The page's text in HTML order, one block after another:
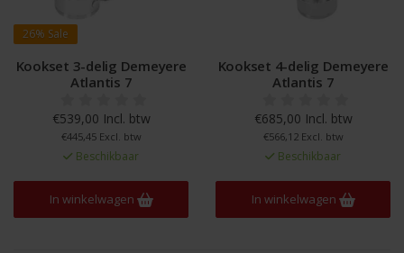
26% Sale
Kookset 3-delig Demeyere
Atlantis 7
€539,00 Incl. btw
€445,45 Excl. btw
Beschikbaar
In winkelwagen
Kookset 4-delig Demeyere
Atlantis 7
€685,00 Incl. btw
€566,12 Excl. btw
Beschikbaar
In winkelwagen